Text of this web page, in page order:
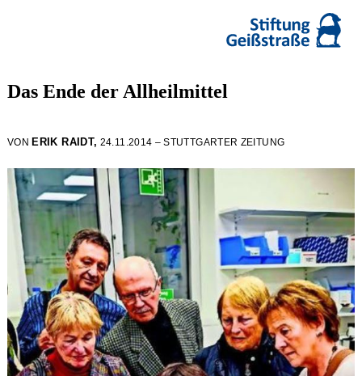
Das Ende der Allheilmittel
VON ERIK RAIDT, 24.11.2014 – STUTTGARTER ZEITUNG